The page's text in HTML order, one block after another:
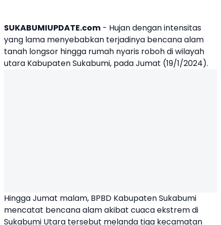
SUKABUMIUPDATE.com - Hujan dengan intensitas
yang lama menyebabkan terjadinya bencana alam
tanah longsor hingga rumah nyaris roboh di wilayah
utara Kabupaten Sukabumi, pada Jumat (19/1/2024).
Hingga Jumat malam, BPBD Kabupaten Sukabumi
mencatat bencana alam akibat cuaca ekstrem di
Sukabumi Utara tersebut melanda tiga kecamatan